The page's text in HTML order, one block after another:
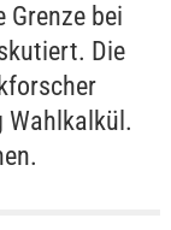
Grenze bei
Die
Wahlkalkül.